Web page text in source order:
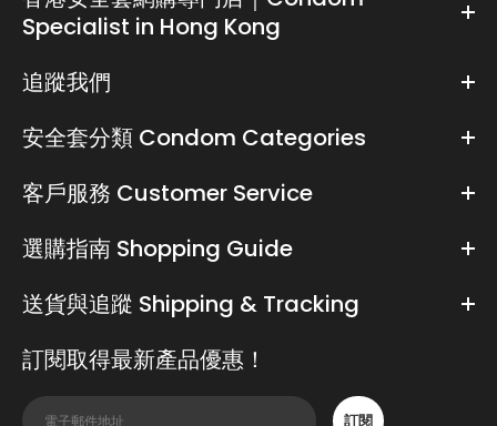
Specialist in Hong Kong
追蹤我們
安全套分類 Condom Categories
客戶服務 Customer Service
選購指南 Shopping Guide
送貨與追蹤 Shipping & Tracking
訂閱取得最新產品優惠！
訂閱